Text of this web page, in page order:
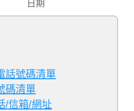
話號碼清單
碼清單
/信箱/網址